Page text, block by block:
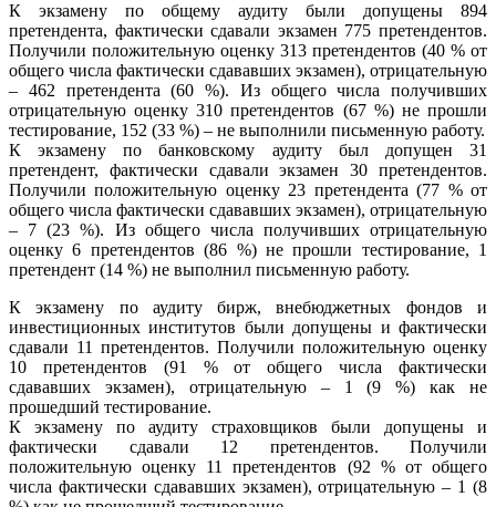
К экзамену по общему аудиту были допущены 894
претендента, фактически сдавали экзамен 775 претендентов.
Получили положительную оценку 313 претендентов (40 % от
общего числа фактически сдававших экзамен), отрицательную
– 462 претендента (60 %). Из общего числа получивших
отрицательную оценку 310 претендентов (67 %) не прошли
тестирование, 152 (33 %) – не выполнили письменную работу.
К экзамену по банковскому аудиту был допущен 31
претендент, фактически сдавали экзамен 30 претендентов.
Получили положительную оценку 23 претендента (77 % от
общего числа фактически сдававших экзамен), отрицательную
– 7 (23 %). Из общего числа получивших отрицательную
оценку 6 претендентов (86 %) не прошли тестирование, 1
претендент (14 %) не выполнил письменную работу.
К экзамену по аудиту бирж, внебюджетных фондов и
инвестиционных институтов были допущены и фактически
сдавали 11 претендентов. Получили положительную оценку
10 претендентов (91 % от общего числа фактически
сдававших экзамен), отрицательную – 1 (9 %) как не
прошедший тестирование.
К экзамену по аудиту страховщиков были допущены и
фактически сдавали 12 претендентов. Получили
положительную оценку 11 претендентов (92 % от общего
числа фактически сдававших экзамен), отрицательную – 1 (8